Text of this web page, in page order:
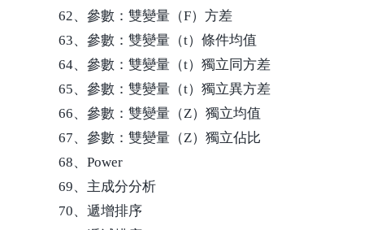
62、參數：雙變量（F）方差
63、參數：雙變量（t）條件均值
64、參數：雙變量（t）獨立同方差
65、參數：雙變量（t）獨立異方差
66、參數：雙變量（Z）獨立均值
67、參數：雙變量（Z）獨立佔比
68、Power
69、主成分分析
70、遞增排序